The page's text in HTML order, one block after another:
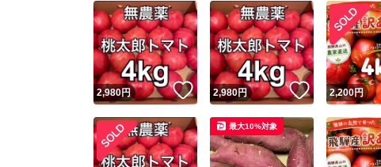
2,980円 いいね！
2,980円 いいね！
2,200円
最大10%対象